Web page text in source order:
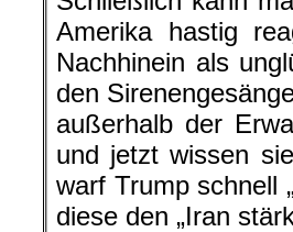
Amerika hastig
Nachhinein als
den
außerhalb der
und jetzt wissen
warf Trump schnell
diese den „Iran